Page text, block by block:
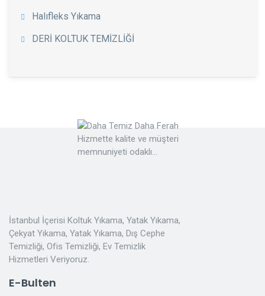
Halıfleks Yıkama
DERİ KOLTUK TEMİZLİĞİ
İstanbul İçerisi Koltuk Yıkama, Yatak Yıkama,
Çekyat Yıkama, Yatak Yıkama, Dış Cephe
Temizliği, Ofis Temizliği, Ev Temizlik
Hizmetleri Veriyoruz.
E-Bulten